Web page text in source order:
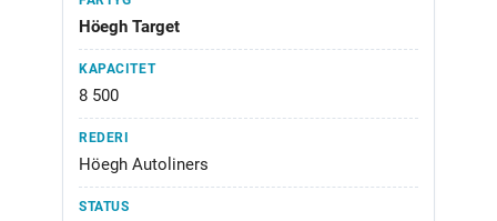
Höegh Target
8 500
Höegh Autoliners